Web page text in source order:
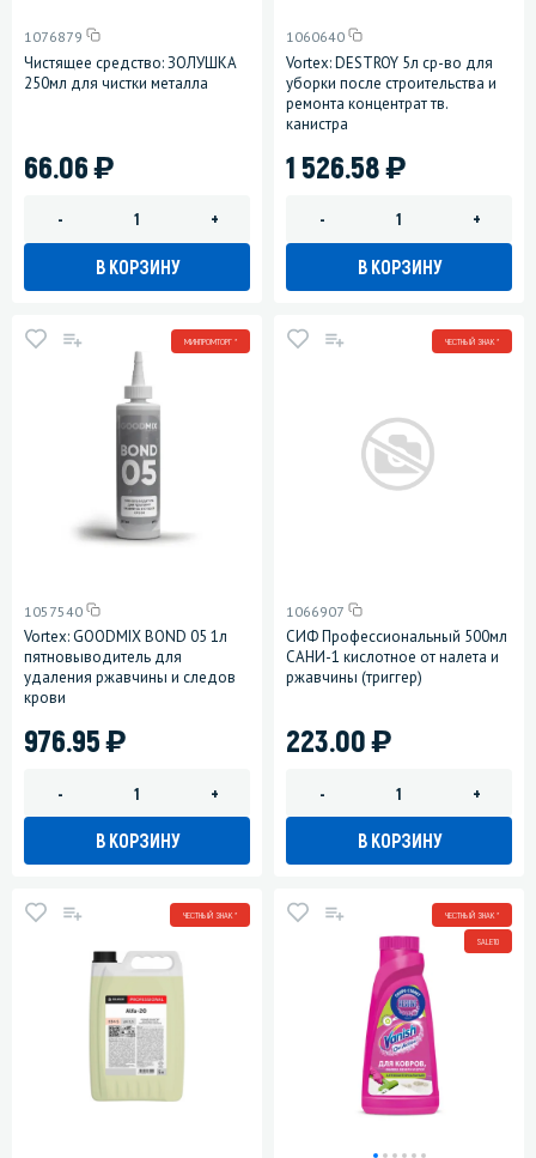
1076879
Чистящее средство: ЗОЛУШКА
250мл для чистки металла
66.06)
- +
В КОРЗИНУ
1060640
Vortex: DESTROY 5л ср-во для
уборки после строительства и
ремонта концентрат тв.
канистра
1 526.58)
- +
В КОРЗИНУ
МИНПРОМТОРГ *
1057540
Vortex: GOODMIX BOND 05 1л
пятновыводитель для
удаления ржавчины и следов
крови
976.95)
- +
В КОРЗИНУ
ЧЕСТНЫЙ ЗНАК *
1066907
СИФ Профессиональный 500мл
САНИ-1 кислотное от налета и
ржавчины (триггер)
223.00)
- +
В КОРЗИНУ
ЧЕСТНЫЙ ЗНАК * ЧЕСТНЫЙ ЗНАК *
SALE10